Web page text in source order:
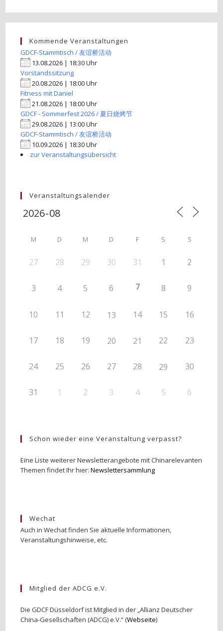
Kommende Veranstaltungen
GDCF-Stammtisch / 友谊桥活动
13.08.2026 | 18:30 Uhr
Vorstandssitzung
20.08.2026 | 18:00 Uhr
Fitness mit Daniel
21.08.2026 | 18:00 Uhr
GDCF - Sommerfest 2026 / 夏日烧烤节
29.08.2026 | 13:00 Uhr
GDCF-Stammtisch / 友谊桥活动
10.09.2026 | 18:30 Uhr
zur Veranstaltungsübersicht
Veranstaltungsalender
M D M D F S S
27 28 29 30 31 1 2
3 4 5 6 7 8 9
10 11 12 13 14 15 16
17 18 19 20 21 22 23
24 25 26 27 28 29 30
31 1 2 3 4 5 6
Schon wieder eine Veranstaltung verpasst?
Eine Liste weiterer Newsletterangebote mit Chinarelevanten
Themen findet Ihr hier:Newslettersammlung
Wechat
Auch in Wechat finden Sie aktuelle Informationen,
Veranstaltungshinweise, etc.
Mitglied der ADCG e.V.
Die GDCF Düsseldorf ist Mitglied in der „Allianz Deutscher
China-Gesellschaften (ADCG) e.V.“ (Webseite)